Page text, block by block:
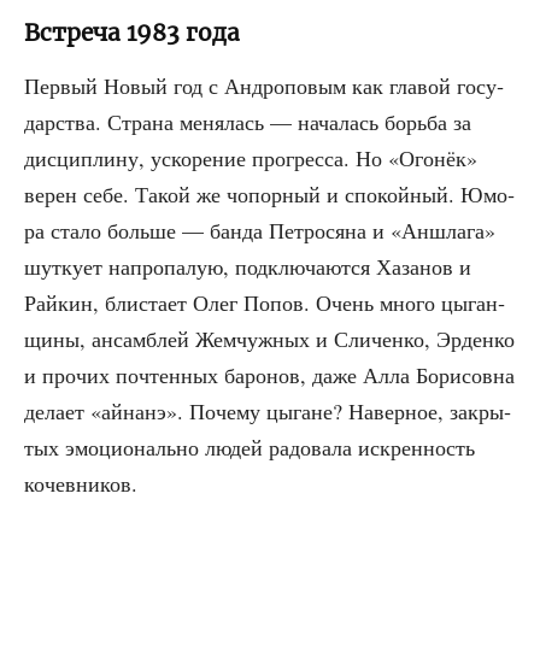
Встреча 1983 года
Пер­вый Новый год с Андро­по­вым как гла­вой госу­
дар­ства. Стра­на меня­лась — нача­лась борь­ба за
дис­ци­пли­ну, уско­ре­ние про­грес­са. Но «Ого­нёк»
верен себе. Такой же чопор­ный и спо­кой­ный. Юмо­
ра ста­ло боль­ше — бан­да Пет­ро­ся­на и «Аншла­га»
шут­ку­ет напро­па­лую, под­клю­ча­ют­ся Хаза­нов и
Рай­кин, бли­ста­ет Олег Попов. Очень мно­го цыган­
щи­ны, ансам­блей Жем­чуж­ных и Сли­чен­ко, Эрден­ко
и про­чих почтен­ных баро­нов, даже Алла Бори­сов­на
дела­ет «айнанэ». Поче­му цыгане? Навер­ное, закры­
тых эмо­ци­о­наль­но людей радо­ва­ла искрен­ность
кочевников.